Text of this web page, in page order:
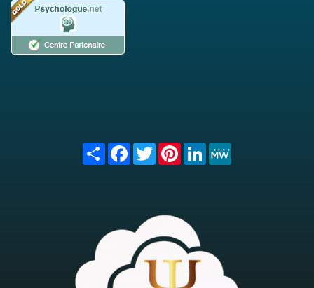
Share FacebookTwitterPinterest
LinkedIn